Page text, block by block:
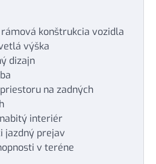
konštrukcia vozidla
výška
dizajn
na zadných
interiér
jazdný prejav
v teréne